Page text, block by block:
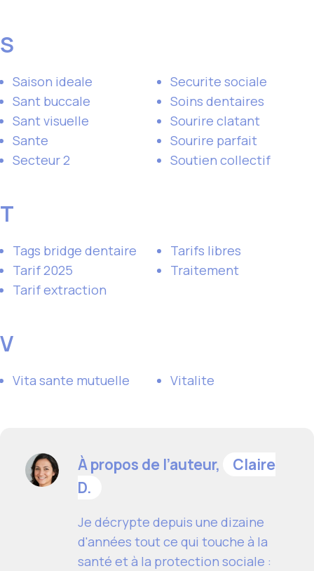
S
Saison ideale
Sant buccale
Sant visuelle
Sante
Secteur 2
Securite sociale
Soins dentaires
Sourire clatant
Sourire parfait
Soutien collectif
T
Tags bridge dentaire
Tarif 2025
Tarif extraction
Tarifs libres
Traitement
V
Vita sante mutuelle Vitalite
À propos de l’auteur,
Claire
D.
Je décrypte depuis une dizaine
d'années tout ce qui touche à la
santé et à la protection sociale :